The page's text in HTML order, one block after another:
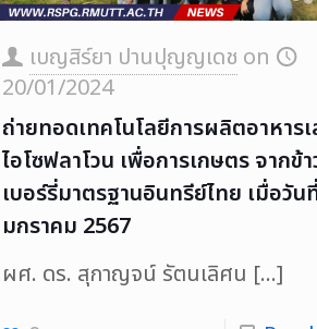
เบญสิร์ยา ปานปุญญเดช on
20/01/2024
ถ่ายทอดเทคโนโลยีการผลิตอาหาร
ไอโซฟลาโวน เพื่อการเกษตร จากข้า
เบอร์รี่มาตรฐานอินทรีย์ไทย เมื่อวัน
มกราคม 2567
ผศ. ดร. สุกาญจน์ รัตนเลิศน […]